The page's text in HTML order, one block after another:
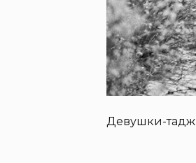
Девушки-